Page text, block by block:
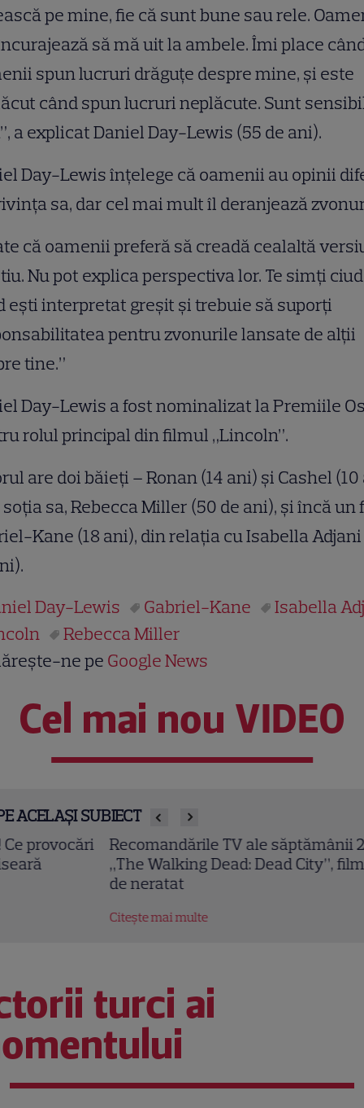
pe mine, fie că sunt bune sau rele.
să mă uit la ambele. Îmi place
spun lucruri drăguţe despre mine, şi este
când spun lucruri neplăcute. Sunt
a explicat Daniel Day-Lewis (55 de ani).
Day-Lewis înţelege că oamenii au opinii
sa, dar cel mai mult îl deranjează
că oamenii preferă să creadă cealaltă
Nu pot explica perspectiva lor. Te simţi
eşti interpretat greşit şi trebuie să suporţi
pentru zvonurile lansate de alţii
tine.”
Day-Lewis a fost nominalizat la Premiile
rolul principal din filmul „Lincoln”.
are doi băieţi – Ronan (14 ani) şi Cashel
soţia sa, Rebecca Miller (50 de ani), şi încă un
Kane (18 ani), din relaţia cu Isabella Adjani
Day-Lewis
Gabriel-Kane
Isabella
Rebecca Miller
ne pe Google News
Cel mai nou VIDEO
ACELAȘI SUBIECT
TV ale săptămânii 27 iulie – 2 august!
Walking Dead: Dead City”, filme HBO și
turci ai